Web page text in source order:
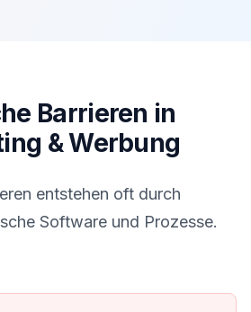
Barrieren in
& Werbung
entstehen oft durch
Software und Prozesse.